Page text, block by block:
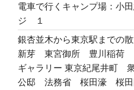
電車で行くキャンプ場：小
ジ １
銀杏並木から東京駅までの
新芽 東宮御所 豊川稲荷
ギャラリー 東京紀尾井町
公邸 法務省 桜田濠 桜